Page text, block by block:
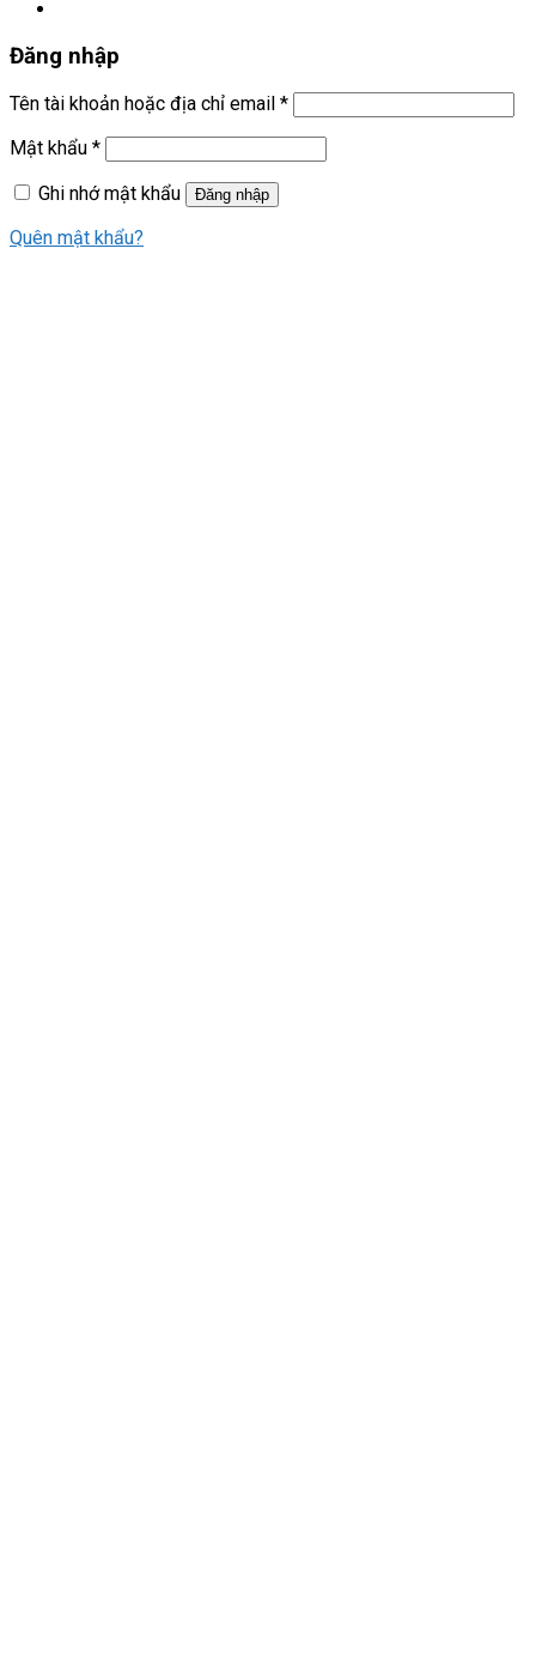
Đăng nhập
Tên tài khoản hoặc địa chỉ email *
Mật khẩu *
Ghi nhớ mật khẩu
Đăng nhập
Quên mật khẩu?